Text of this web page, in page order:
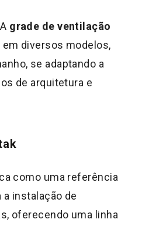
grade de ventilação
diversos modelos,
se adaptando a
de arquitetura e
como uma referência
instalação de
oferecendo uma linha